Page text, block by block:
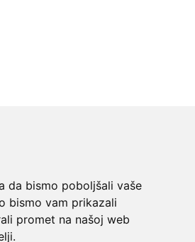
da bismo poboljšali vaše
bismo vam prikazali
promet na našoj web